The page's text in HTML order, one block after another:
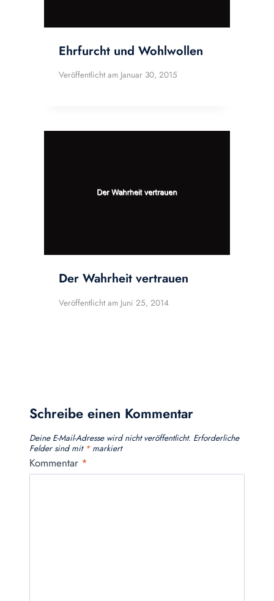
Ehrfurcht und Wohlwollen
Veröffentlicht am Januar 30, 2015
Der Wahrheit vertrauen
Veröffentlicht am Juni 25, 2014
Schreibe einen Kommentar
Deine E-Mail-Adresse wird nicht veröffentlicht. Erforderliche
Felder sind mit *markiert
Kommentar *